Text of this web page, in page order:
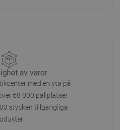
av varor
med en yta på
68 000 pallplatser
stycken tillgängliga